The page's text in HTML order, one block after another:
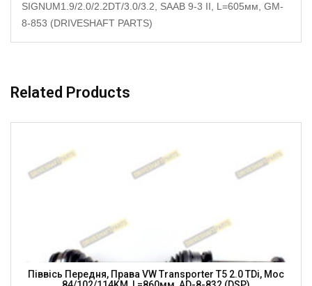
SIGNUM1.9/2.0/2.2DT/3.0/3.2, SAAB 9-3 II, L=605мм, GM-
8-853 (DRIVESHAFT PARTS)
Related Products
Піввісь Передня, Права VW Transporter T5 2.0 TDi, Moc